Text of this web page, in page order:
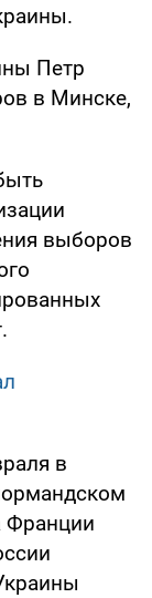
Петр
в Минске,
выборов
в
Франции